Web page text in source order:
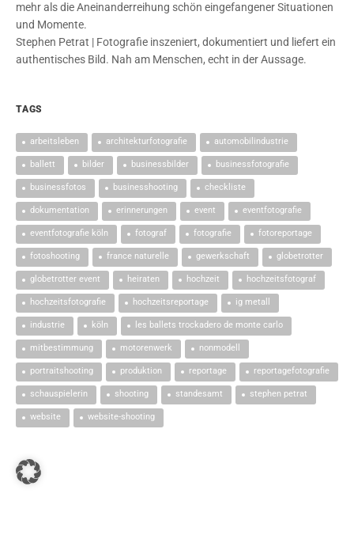
mehr als die Aneinanderreihung schön eingefangener Situationen
und Momente.
Stephen Petrat | Fotografie inszeniert, dokumentiert und liefert ein
authentisches Bild. Nah am Menschen, echt in der Aussage.
TAGS
arbeitsleben architekturfotografie automobilindustrie
ballett bilder businessbilder businessfotografie
businessfotos businesshooting checkliste
dokumentation erinnerungen event eventfotografie
eventfotografie köln fotograf fotografie fotoreportage
fotoshooting france naturelle gewerkschaft globetrotter
globetrotter event heiraten hochzeit hochzeitsfotograf
hochzeitsfotografie hochzeitsreportage ig metall
industrie köln les ballets trockadero de monte carlo
mitbestimmung motorenwerk nonmodell
portraitshooting produktion reportage reportagefotografie
schauspielerin shooting standesamt stephen petrat
website website-shooting